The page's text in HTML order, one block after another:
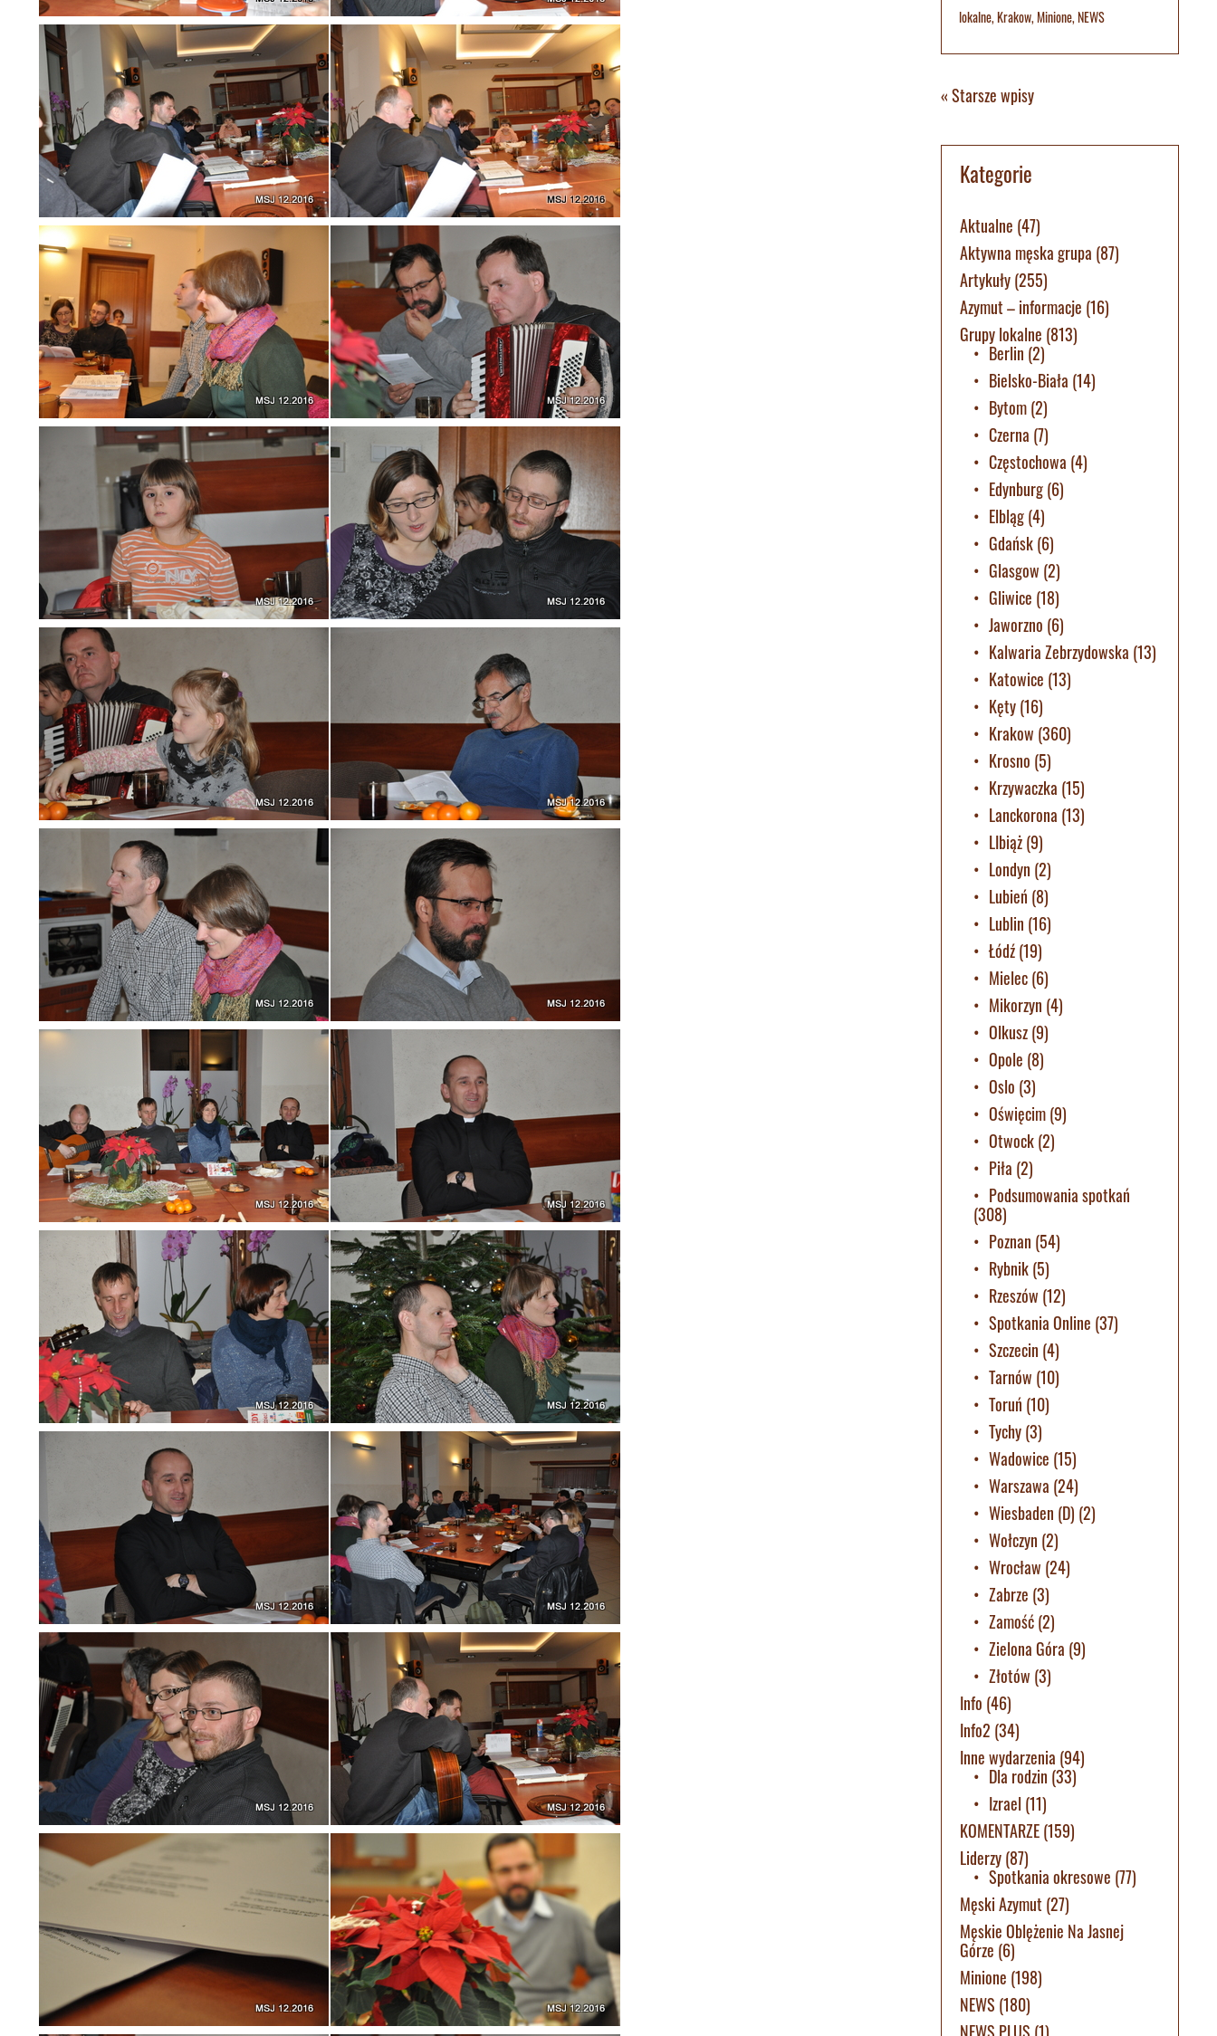
lokalne,Krakow,Minione,NEWS
« Starsze wpisy
Kategorie
Aktualne (47)
Aktywna męska grupa (87)
Artykuły(255)
Azymut – informacje (16)
Grupy lokalne (813)
Berlin (2)
Bielsko-Biała (14)
Bytom(2)
Czerna (7)
Częstochowa (4)
Edynburg(6)
Elbląg(4)
Gdańsk(6)
Glasgow (2)
Gliwice (18)
Jaworzno (6)
Kalwaria Zebrzydowska (13)
Katowice (13)
Kęty(16)
Krakow (360)
Krosno (5)
Krzywaczka (15)
Lanckorona (13)
LIbiąż(9)
Londyn (2)
Lubień (8)
Lublin (16)
Łódź(19)
Mielec(6)
Mikorzyn (4)
Olkusz(9)
Opole (8)
Oslo (3)
Oświęcim(9)
Otwock(2)
Piła (2)
Podsumowania spotkań
(308)
Poznan (54)
Rybnik(5)
Rzeszów (12)
Spotkania Online (37)
Szczecin (4)
Tarnów (10)
Toruń (10)
Tychy(3)
Wadowice (15)
Warszawa (24)
Wiesbaden (D) (2)
Wołczyn (2)
Wrocław (24)
Zabrze (3)
Zamość(2)
Zielona Góra (9)
Złotów (3)
Info (46)
Info2 (34)
Inne wydarzenia (94)
Dla rodzin (33)
Izrael (11)
KOMENTARZE(159)
Liderzy(87)
Spotkania okresowe (77)
Męski Azymut (27)
Męskie Oblężenie Na Jasnej
Górze (6)
Minione (198)
NEWS (180)
NEWS PLUS (1)